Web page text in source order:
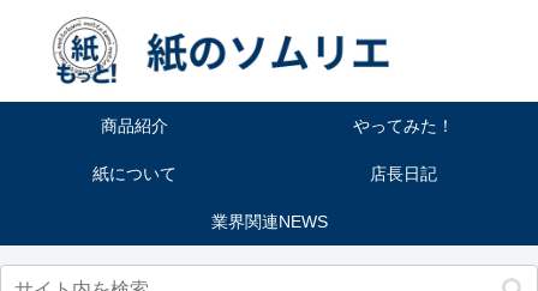
商品紹介 やってみた！
紙について 店長日記
業界関連NEWS